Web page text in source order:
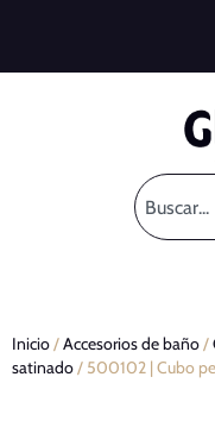
Inicio/Accesorios de baño/
satinado/ 500102 | Cubo